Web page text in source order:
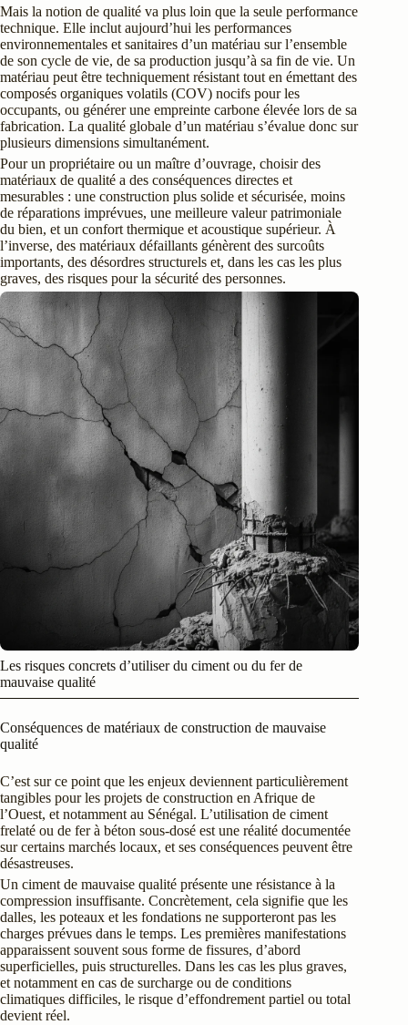
Mais la notion de qualité va plus loin que la seule performance
technique. Elle inclut aujourd’hui les performances
environnementales et sanitaires d’un matériau sur l’ensemble
de son cycle de vie, de sa production jusqu’à sa fin de vie. Un
matériau peut être techniquement résistant tout en émettant des
composés organiques volatils (COV) nocifs pour les
occupants, ou générer une empreinte carbone élevée lors de sa
fabrication. La qualité globale d’un matériau s’évalue donc sur
plusieurs dimensions simultanément.
Pour un propriétaire ou un maître d’ouvrage, choisir des
matériaux de qualité a des conséquences directes et
mesurables : une construction plus solide et sécurisée, moins
de réparations imprévues, une meilleure valeur patrimoniale
du bien, et un confort thermique et acoustique supérieur. À
l’inverse, des matériaux défaillants génèrent des surcoûts
importants, des désordres structurels et, dans les cas les plus
graves, des risques pour la sécurité des personnes.
Les risques concrets d’utiliser du ciment ou du fer de
mauvaise qualité
Conséquences de matériaux de construction de mauvaise
qualité
C’est sur ce point que les enjeux deviennent particulièrement
tangibles pour les projets de construction en Afrique de
l’Ouest, et notamment au Sénégal. L’utilisation de ciment
frelaté ou de fer à béton sous-dosé est une réalité documentée
sur certains marchés locaux, et ses conséquences peuvent être
désastreuses.
Un ciment de mauvaise qualité présente une résistance à la
compression insuffisante. Concrètement, cela signifie que les
dalles, les poteaux et les fondations ne supporteront pas les
charges prévues dans le temps. Les premières manifestations
apparaissent souvent sous forme de fissures, d’abord
superficielles, puis structurelles. Dans les cas les plus graves,
et notamment en cas de surcharge ou de conditions
climatiques difficiles, le risque d’effondrement partiel ou total
devient réel.